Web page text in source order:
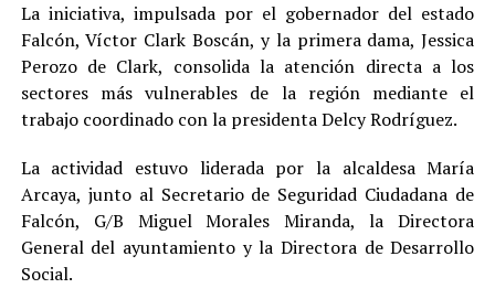
La iniciativa, impulsada por el gobernador del estado
Falcón, Víctor Clark Boscán, y la primera dama, Jessica
Perozo de Clark, consolida la atención directa a los
sectores más vulnerables de la región mediante el
trabajo coordinado con la presidenta Delcy Rodríguez.
La actividad estuvo liderada por la alcaldesa María
Arcaya, junto al Secretario de Seguridad Ciudadana de
Falcón, G/B Miguel Morales Miranda, la Directora
General del ayuntamiento y la Directora de Desarrollo
Social.